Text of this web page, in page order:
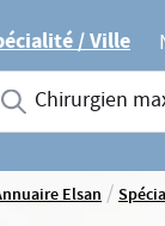
/ Ville
une
Elsan/